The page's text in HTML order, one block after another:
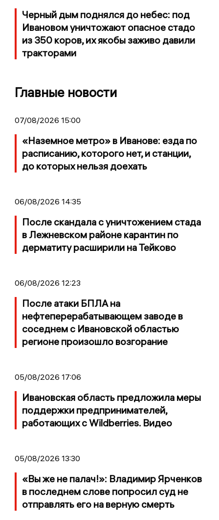
Черный дым поднялся до небес: под
Ивановом уничтожают опасное стадо
из 350 коров, их якобы заживо давили
тракторами
Главные новости
07/08/2026 15:00
«Наземное метро» в Иванове: езда по
расписанию, которого нет, и станции,
до которых нельзя доехать
06/08/2026 14:35
После скандала с уничтожением стада
в Лежневском районе карантин по
дерматиту расширили на Тейково
06/08/2026 12:23
После атаки БПЛА на
нефтеперерабатывающем заводе в
соседнем с Ивановской областью
регионе произошло возгорание
05/08/2026 17:06
Ивановская область предложила меры
поддержки предпринимателей,
работающих с Wildberries. Видео
05/08/2026 13:30
«Вы же не палач!»: Владимир Ярченков
в последнем слове попросил суд не
отправлять его на верную смерть